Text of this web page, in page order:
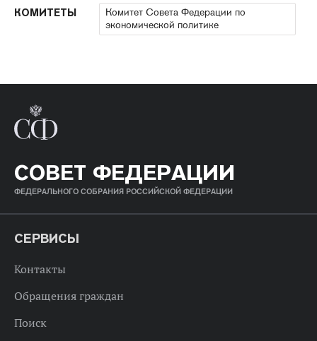
КОМИТЕТЫ
Комитет Совета Федерации по
экономической политике
СОВЕТ ФЕДЕРАЦИИ
ФЕДЕРАЛЬНОГО СОБРАНИЯ РОССИЙСКОЙ ФЕДЕРАЦИИ
СЕРВИСЫ
Контакты
Обращения граждан
Поиск